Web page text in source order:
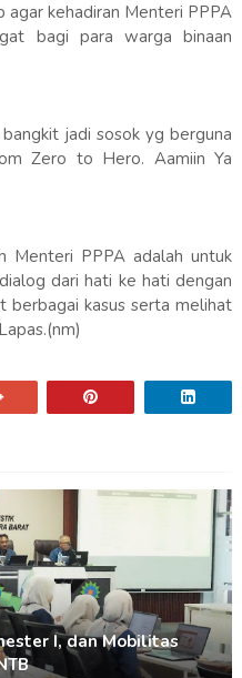
kehadiran Menteri PPPA
bagi para warga binaan
jadi sosok yg berguna
Zero to Hero. Aamiin Ya
Menteri PPPA adalah untuk
dari hati ke hati dengan
berbagai kasus serta melihat
I, dan Mobilitas